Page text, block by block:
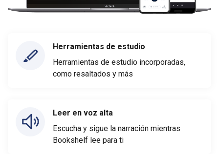
Herramientas de estudio
Herramientas de estudio incorporadas,
como resaltados y más
Leer en voz alta
Escucha y sigue la narración mientras
Bookshelf lee para ti